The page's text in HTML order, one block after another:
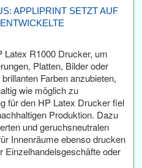
APPLIPRINT SETZT AUF
R1000 Drucker, um
Platten, Bilder oder
Farben anzubieten,
wie möglich zu
für den HP Latex Drucker fiel
Produktion. Dazu
und geruchsneutralen
Innenräume ebenso drucken
Einzelhandelsgeschäfte oder